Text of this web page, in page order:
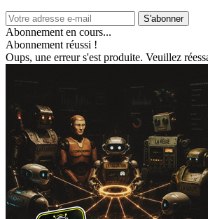
S'abonner
Abonnement en cours...
Abonnement réussi !
Oups, une erreur s'est produite. Veuillez